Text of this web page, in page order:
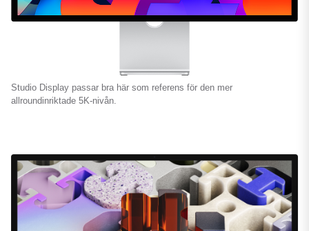
Studio Display passar bra här som referens för den mer
allroundinriktade 5K-nivån.